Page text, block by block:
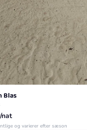
Blas
nat
og varierer efter sæson